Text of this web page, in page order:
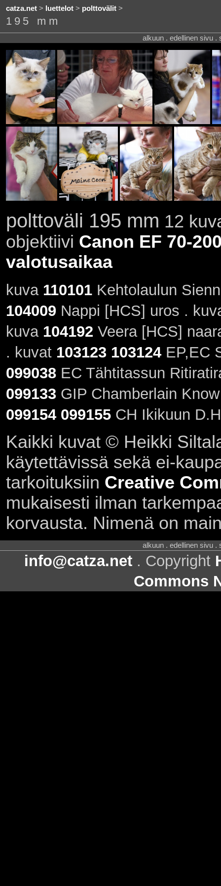
catza.net> luettelot> polttovälit>
195 mm
alkuun . edellinen sivu .
polttoväli 195 mm 12
objektiivi Canon EF 70-
valotusaikaa
kuva 110101Kehtolaulun
104009 Nappi [HCS] uros .
kuva 104192 Veera [HCS]
. kuvat 103123 103124EP,EC
099038EC Tähtitassun
099133GIP Chamberlain
099154 099155CH Ikikuun
Kaikki kuvat © Heikki
käytettävissä sekä ei-
tarkoituksiin Creative
mukaisesti ilman
korvausta. Nimenä on
alkuun . edellinen sivu .
info@catza.net . Copyright
Commons